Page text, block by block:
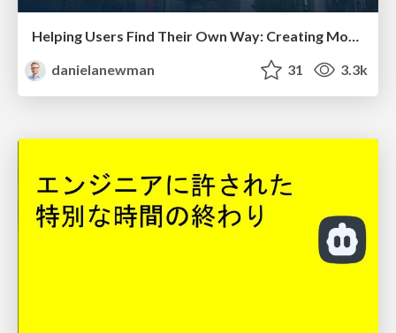
Helping Users Find Their Own Way: Creating Modern Search Experiences
danielanewman
31 3.3k